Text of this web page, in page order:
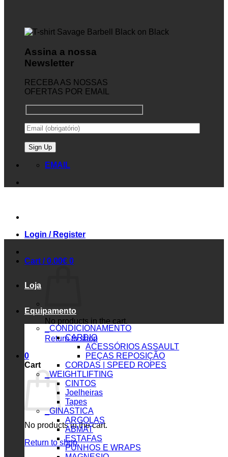
Assina a nossa
Newsletter
RECEBA AS NOSSAS
OFERTAS POR EMAIL
EMAIL
Login / Register
Cart /0.00€ 0
No products in the cart.
Return to shop
0
Cart
No products in the cart.
Return to shop
Loja
Equipamento
_CONDICIONAMENTO
CARDIO
ACESSÓRIOS ASSAULT
PEÇAS REPOSIÇÃO
CORDAS | SPEED ROPES
_WEIGHTLIFTING
CINTOS
Joelheiras
Tapes
_GINASTICA
ARGOLAS
ABMAT
ESTAFAS
PUNHOS E WRAPS